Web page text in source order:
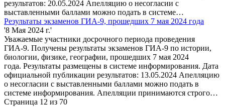
результатов: 20.05.2024 Апелляцию о несогласии с
выставленными баллами можно подать в системе…
Результаты экзаменов ГИА-9, прошедших 7 мая 2024 года
'8 Мая 2024 г.'
Уважаемые участники досрочного периода проведения
ГИА-9. Получены результаты экзаменов ГИА-9 по истории,
биологии, физике, географии, прошедших 7 мая 2024
года. Результаты размещены в системе информирования. Дата
официальной публикации результатов: 13.05.2024 Апелляцию
о несогласии с выставленными баллами можно подать в
системе информирования. Апелляции принимаются строго…
Страница 12 из 70